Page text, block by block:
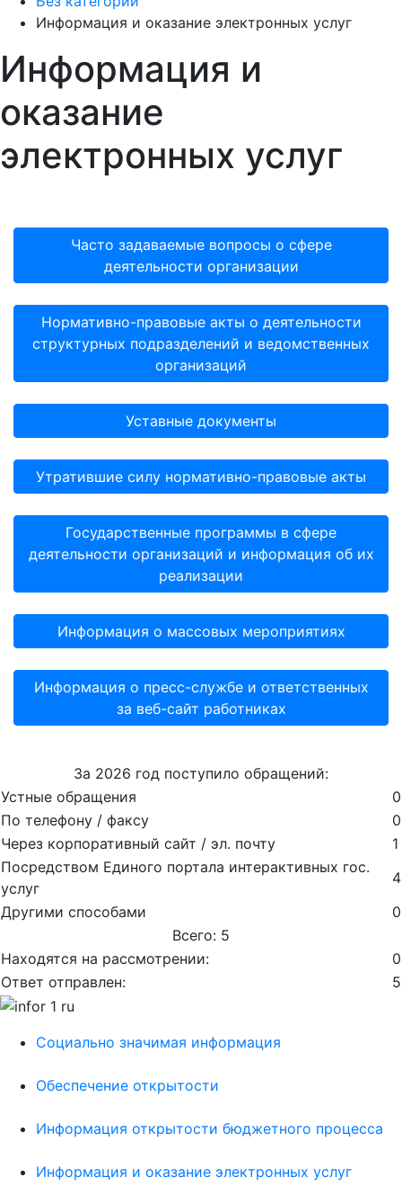
Информация и оказание электронных услуг
Информация и
оказание
электронных услуг
Часто задаваемые вопросы о сфере
деятельности организации
Нормативно-правовые акты о деятельности
структурных подразделений и ведомственных
организаций
Уставные документы
Утратившие силу нормативно-правовые акты
Государственные программы в сфере
деятельности организаций и информация об их
реализации
Информация о массовых мероприятиях
Информация о пресс-службе и ответственных
за веб-сайт работниках
За 2026 год поступило обращений:
Устные обращения
0
По телефону / факсу
0
Через корпоративный сайт / эл. почту
1
Посредством Единого портала интерактивных гос.
услуг
4
Другими способами
0
Всего: 5
Находятся на рассмотрении:
0
Ответ отправлен:
5
Социально значимая информация
Обеспечение открытости
Информация открытости бюджетного процесса
Информация и оказание электронных услуг